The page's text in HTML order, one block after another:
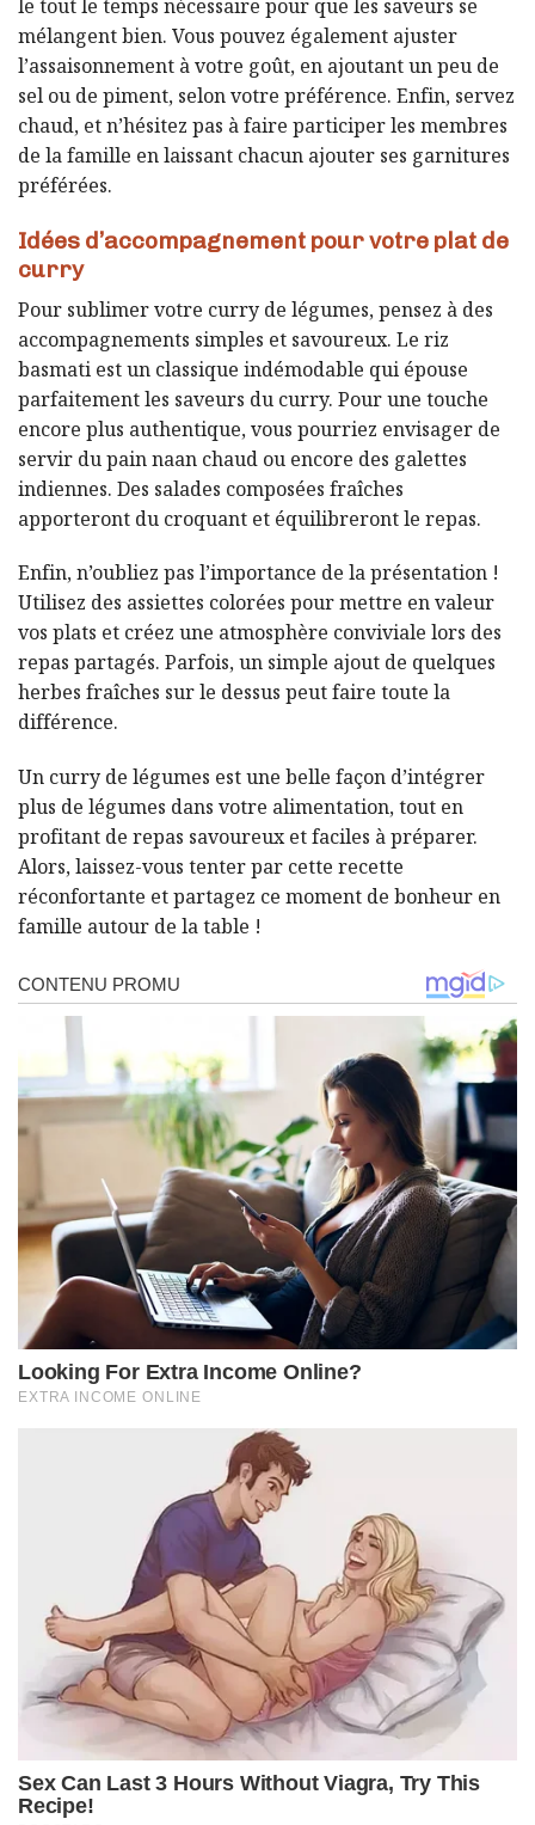
le tout le temps nécessaire pour que les saveurs se
mélangent bien. Vous pouvez également ajuster
l’assaisonnement à votre goût, en ajoutant un peu de
sel ou de piment, selon votre préférence. Enfin, servez
chaud, et n’hésitez pas à faire participer les membres
de la famille en laissant chacun ajouter ses garnitures
préférées.
Idées d’accompagnement pour votre plat de
curry
Pour sublimer votre curry de légumes, pensez à des
accompagnements simples et savoureux. Le riz
basmati est un classique indémodable qui épouse
parfaitement les saveurs du curry. Pour une touche
encore plus authentique, vous pourriez envisager de
servir du pain naan chaud ou encore des galettes
indiennes. Des salades composées fraîches
apporteront du croquant et équilibreront le repas.
Enfin, n’oubliez pas l’importance de la présentation !
Utilisez des assiettes colorées pour mettre en valeur
vos plats et créez une atmosphère conviviale lors des
repas partagés. Parfois, un simple ajout de quelques
herbes fraîches sur le dessus peut faire toute la
différence.
Un curry de légumes est une belle façon d’intégrer
plus de légumes dans votre alimentation, tout en
profitant de repas savoureux et faciles à préparer.
Alors, laissez-vous tenter par cette recette
réconfortante et partagez ce moment de bonheur en
famille autour de la table !